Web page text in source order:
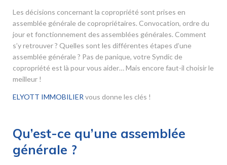
Les décisions concernant la copropriété sont prises en
assemblée générale de copropriétaires. Convocation, ordre du
jour et fonctionnement des assemblées générales. Comment
s’y retrouver ? Quelles sont les différentes étapes d’une
assemblée générale ? Pas de panique, votre Syndic de
copropriété est là pour vous aider… Mais encore faut-il choisir le
meilleur !
ELYOTT IMMOBILIER vous donne les clés !
Qu’est-ce qu’une assemblée
générale ?